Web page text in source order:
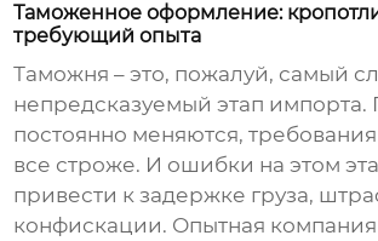
Таможенное оформление:
требующий опыта
Таможня – это, пожалуй, самый
непредсказуемый этап импорта.
постоянно меняются, требования
все строже. И ошибки на этом
привести к задержке груза,
конфискации. Опытная